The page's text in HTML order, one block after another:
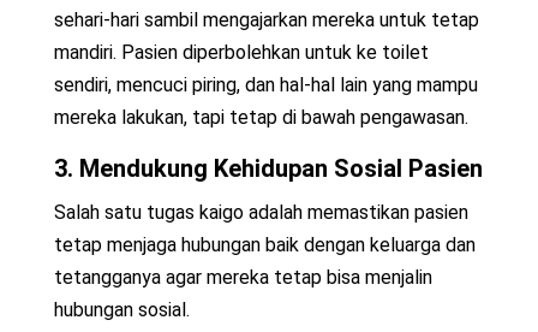
sehari-hari sambil mengajarkan mereka untuk tetap
mandiri. Pasien diperbolehkan untuk ke toilet
sendiri, mencuci piring, dan hal-hal lain yang mampu
mereka lakukan, tapi tetap di bawah pengawasan.
3. Mendukung Kehidupan Sosial Pasien
Salah satu tugas kaigo adalah memastikan pasien
tetap menjaga hubungan baik dengan keluarga dan
tetangganya agar mereka tetap bisa menjalin
hubungan sosial.